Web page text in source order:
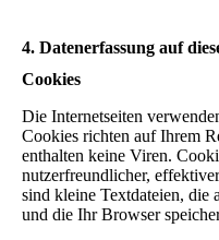
4. Datenerfassung auf
Cookies
Die Internetseiten
Cookies richten auf Ihrem
enthalten keine Viren.
nutzerfreundlicher,
sind kleine Textdateien, die
und die Ihr Browser